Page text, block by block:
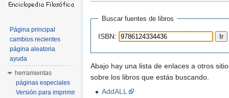
Buscar fuentes de libros
ISBN:
Abajo hay una lista de enlaces a otros
sobre los libros que estás buscando.
AddALL
Página principal
cambios recientes
página aleatoria
ayuda
herramientas
páginas especiales
Versión para imprimir